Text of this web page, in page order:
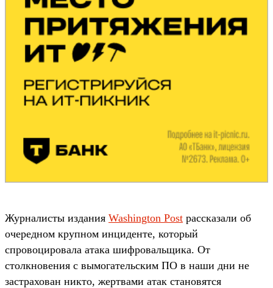
Журналисты издания Washington Post рассказали об
очередном крупном инциденте, который
спровоцировала атака шифровальщика. От
столкновения с вымогательским ПО в наши дни не
застрахован никто, жертвами атак становятся